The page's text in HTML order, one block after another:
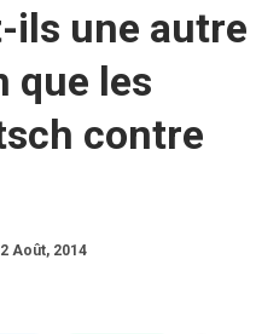
ils une autre
que les
contre
Août, 2014